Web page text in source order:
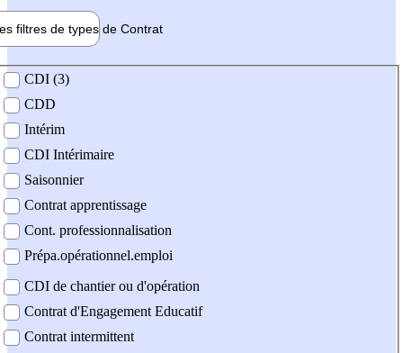
filtres de types de Contrat
contrat
CDI (3)
CDD
Intérim
CDI Intérimaire
Saisonnier
Contrat apprentissage
Cont. professionnalisation
Prépa.opérationnel.emploi
CDI de chantier ou d'opération
Contrat d'Engagement Educatif
Contrat intermittent